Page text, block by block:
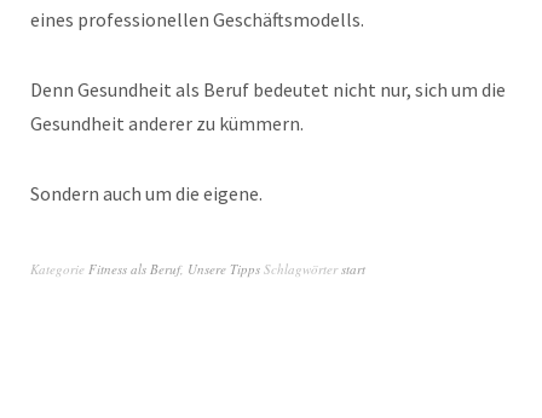
eines professionellen Geschäftsmodells.
Denn Gesundheit als Beruf bedeutet nicht nur, sich um die
Gesundheit anderer zu kümmern.
Sondern auch um die eigene.
Kategorie Fitness als Beruf, Unsere Tipps Schlagwörterstart